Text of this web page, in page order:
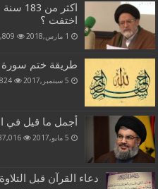
اكثر
اختفت ؟
1 مارس,2018
طريقة ختم سورة
5 سبتمبر,2017
أجمل ما قيل في
5 مايو,2017
دعاء القرآن قبل